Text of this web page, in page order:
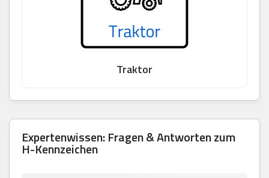
Traktor
Expertenwissen: Fragen & Antworten zum
H-Kennzeichen